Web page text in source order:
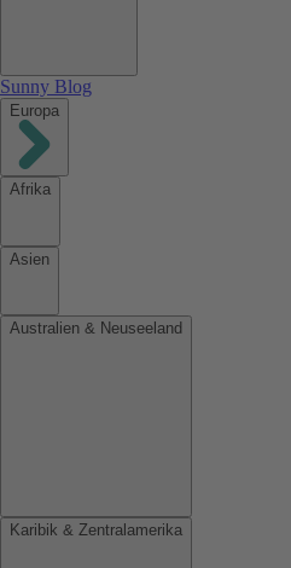
Sunny Blog
Europa
Afrika
Asien
Australien & Neuseeland
Karibik & Zentralamerika